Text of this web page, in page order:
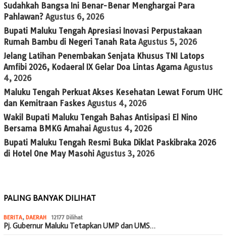
Sudahkah Bangsa Ini Benar-Benar Menghargai Para
Pahlawan? Agustus 6, 2026
Bupati Maluku Tengah Apresiasi Inovasi Perpustakaan
Rumah Bambu di Negeri Tanah Rata Agustus 5, 2026
Jelang Latihan Penembakan Senjata Khusus TNI Latops
Amfibi 2026, Kodaeral IX Gelar Doa Lintas Agama Agustus
4, 2026
Maluku Tengah Perkuat Akses Kesehatan Lewat Forum UHC
dan Kemitraan Faskes Agustus 4, 2026
Wakil Bupati Maluku Tengah Bahas Antisipasi El Nino
Bersama BMKG Amahai Agustus 4, 2026
Bupati Maluku Tengah Resmi Buka Diklat Paskibraka 2026
di Hotel One May Masohi Agustus 3, 2026
PALING BANYAK DILIHAT
BERITA, DAERAH 12177 Dilihat
Pj. Gubernur Maluku Tetapkan UMP dan UMS…